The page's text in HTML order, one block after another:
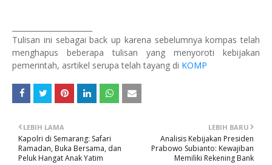
Tulisan ini sebagai back up karena sebelumnya kompas telah
menghapus beberapa tulisan yang menyoroti kebijakan
pemerintah, asrtikel serupa telah tayang di KOMP
LEBIH BARU
Analisis Kebijakan Presiden
Prabowo Subianto: Kewajiban
Memiliki Rekening Bank
LEBIH LAMA
Kapolri di Semarang: Safari
Ramadan, Buka Bersama, dan
Peluk Hangat Anak Yatim